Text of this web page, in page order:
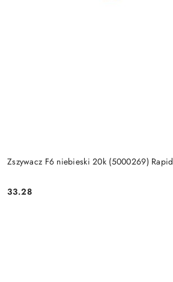
Zszywacz F6 niebieski 20k (5000269) Rapid
Cena:
33.28